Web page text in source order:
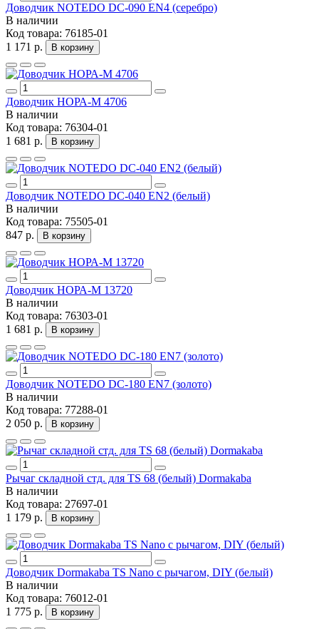
Доводчик NOTEDO DC-090 EN4 (серебро)
В наличии
Код товара: 76185-01
1 171 р.
В корзину
Доводчик НОРА-M 4706
В наличии
Код товара: 76304-01
1 681 р.
В корзину
Доводчик NOTEDO DC-040 EN2 (белый)
В наличии
Код товара: 75505-01
847 р.
В корзину
Доводчик НОРА-M 13720
В наличии
Код товара: 76303-01
1 681 р.
В корзину
Доводчик NOTEDO DC-180 EN7 (золото)
В наличии
Код товара: 77288-01
2 050 р.
В корзину
Рычаг складной стд. для TS 68 (белый) Dormakaba
В наличии
Код товара: 27697-01
1 179 р.
В корзину
Доводчик Dormakaba TS Nano с рычагом, DIY (белый)
В наличии
Код товара: 76012-01
1 775 р.
В корзину